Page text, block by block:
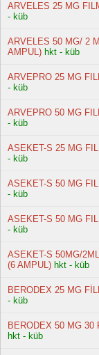
ARVELES 25 MG
- küb
ARVELES 50 MG/ 2
AMPUL) hkt - küb
ARVEPRO 25 MG
- küb
ARVEPRO 50 MG
- küb
ASEKET-S 25 MG
- küb
ASEKET-S 50 MG
- küb
ASEKET-S 50 MG
- küb
ASEKET-S 50MG/
(6 AMPUL) hkt - küb
BERODEX 25 MG
- küb
BERODEX 50 MG 30
hkt - küb